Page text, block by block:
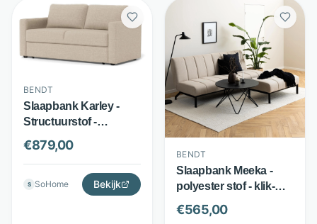
BENDT
Slaapbank Karley -
Structuurstof -
Uitklapbaar bed
147x205 cm - Beige -
Bendt
€879,00
S SoHome Bekijk
BENDT
Slaapbank Meeka -
polyester stof - klik-
klak systeem - Beige -
Bendt
€565,00